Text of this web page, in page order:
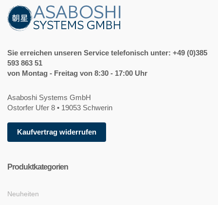
Sie erreichen unseren Service telefonisch unter: +49 (0)385
593 863 51
von Montag - Freitag von 8:30 - 17:00 Uhr
Asaboshi Systems GmbH
Ostorfer Ufer 8 • 19053 Schwerin
Kaufvertrag widerrufen
Produktkategorien
Neuheiten